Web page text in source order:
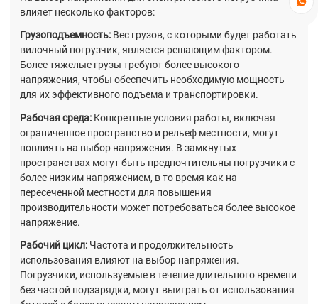
влияет несколько факторов:
Грузоподъемность: Вес грузов, с которыми будет работать
вилочный погрузчик, является решающим фактором.
Более тяжелые грузы требуют более высокого
напряжения, чтобы обеспечить необходимую мощность
для их эффективного подъема и транспортировки.
Рабочая среда: Конкретные условия работы, включая
ограниченное пространство и рельеф местности, могут
повлиять на выбор напряжения. В замкнутых
пространствах могут быть предпочтительны погрузчики с
более низким напряжением, в то время как на
пересеченной местности для повышения
производительности может потребоваться более высокое
напряжение.
Рабочий цикл: Частота и продолжительность
использования влияют на выбор напряжения.
Погрузчики, используемые в течение длительного времени
без частой подзарядки, могут выиграть от использования